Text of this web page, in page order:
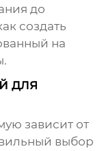
до
создать
на
для
зависит от
выбор